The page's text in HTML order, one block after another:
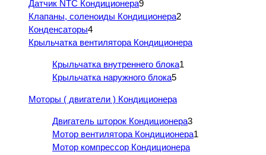
Датчик NTC Кондиционера9
Клапаны, соленоиды Кондиционера2
Конденсаторы4
Крыльчатка вентилятора Кондиционера
Крыльчатка внутреннего блока1
Крыльчатка наружного блока5
Моторы ( двигатели ) Кондиционера
Двигатель шторок Кондиционера3
Мотор вентилятора Кондиционера1
Мотор компрессор Кондиционера